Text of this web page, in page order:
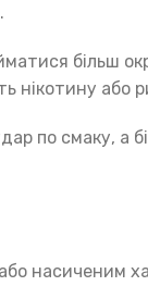
більш
нікотину або
по смаку, а
насиченим